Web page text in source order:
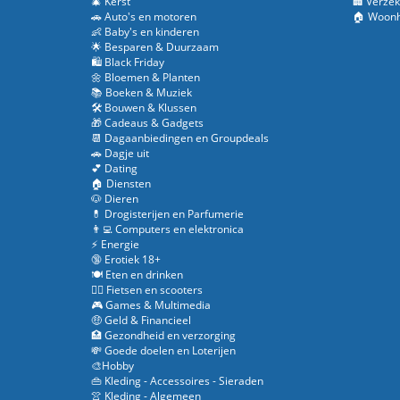
🚗 Auto's en motoren
👶 Baby's en kinderen
🌟 Besparen & Duurzaam
🛍️ Black Friday
🌼 Bloemen & Planten
📚 Boeken & Muziek
🛠️ Bouwen & Klussen
🎁 Cadeaus & Gadgets
📆 Dagaanbiedingen en Groupdeals
🚗 Dagje uit
💕 Dating
🏠 Diensten
🐶 Dieren
💊 Drogisterijen en Parfumerie
👨‍💻 Computers en elektronica
⚡ Energie
🔞 Erotiek 18+
🍽️ Eten en drinken
🚴‍♂️ Fietsen en scooters
🎮 Games & Multimedia
🤑 Geld & Financieel
🏥 Gezondheid en verzorging
💸 Goede doelen en Loterijen
🎨Hobby
👜 Kleding - Accessoires - Sieraden
👚 Kleding - Algemeen
🏠